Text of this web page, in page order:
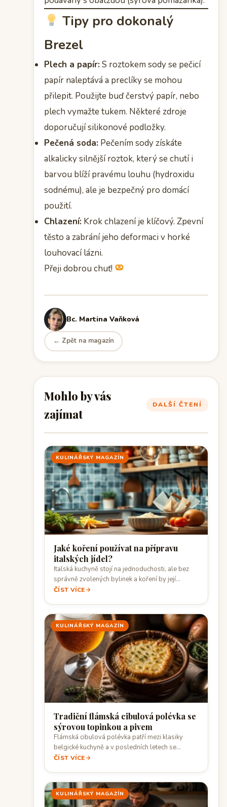
Tipy pro dokonalý
Brezel
Plech a papír:S roztokem sody se pečicí
papír naleptává a preclíky se mohou
přilepit. Použijte buď čerstvý papír, nebo
plech vymažte tukem. Některé zdroje
doporučují silikonové podložky.
Pečená soda: Pečením sody získáte
alkalicky silnější roztok, který se chutí i
barvou blíží pravému louhu (hydroxidu
sodnému), ale je bezpečný pro domácí
použití.
Chlazení: Krok chlazení je klíčový. Zpevní
těsto a zabrání jeho deformaci v horké
louhovací lázni.
Přeji dobrou chuť!
Bc. Martina Vaňková
← Zpět na magazín
Mohlo by vás
zajímat
DALŠÍ ČTENÍ
KULINÁŘSKÝ MAGAZÍN
Jaké koření používat na přípravu
italských jídel?
Italská kuchyně stojí na jednoduchosti, ale bez
správně zvolených bylinek a koření by její…
ČÍST VÍCE
KULINÁŘSKÝ MAGAZÍN
Tradiční flámská cibulová polévka se
sýrovou topinkou a pivem
Flámská cibulová polévka patří mezi klasiky
belgické kuchyně a v posledních letech se
objevuje…
ČÍST VÍCE
KULINÁŘSKÝ MAGAZÍN